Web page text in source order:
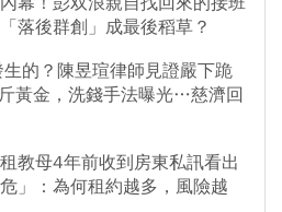
落後群創」成最後稻草？
的？陳昱瑄律師見證嚴下跪
黃金，洗錢手法曝光…慈濟回
教母4年前收到房東私訊看出
」：為何租約越多，風險越